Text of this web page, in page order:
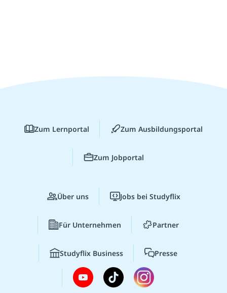
Zum Lernportal Zum Ausbildungsportal
Zum Jobportal
Über uns Jobs bei Studyflix
Für Unternehmen Partner
Studyflix Business Presse